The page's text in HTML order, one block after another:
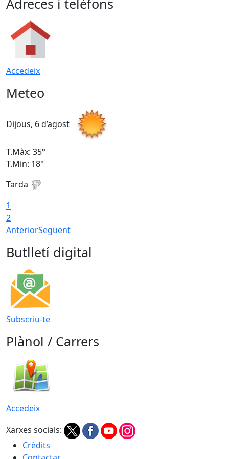
Accedeix
Meteo
Dijous, 6 d’agost
T.Màx: 35°
T.Min: 18°
Tarda
1
2
AnteriorSegüent
Butlletí digital
Subscriu-te
Plànol / Carrers
Accedeix
Xarxes socials:
Crèdits